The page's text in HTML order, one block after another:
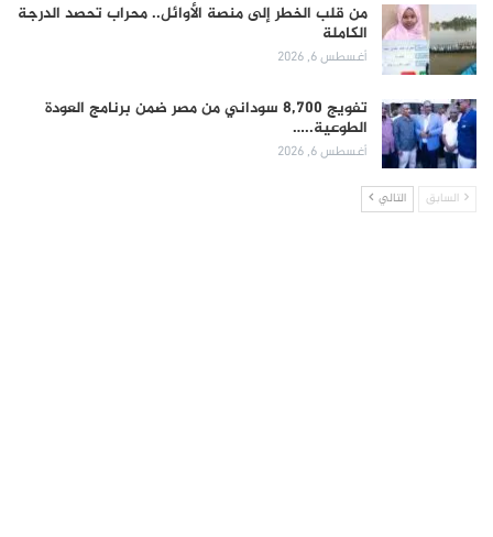
من قلب الخطر إلى منصة الأوائل.. محراب تحصد الدرجة
الكاملة
أغسطس 6, 2026
تفويج 8,700 سوداني من مصر ضمن برنامج العودة
الطوعية..…
أغسطس 6, 2026
السابق التالي